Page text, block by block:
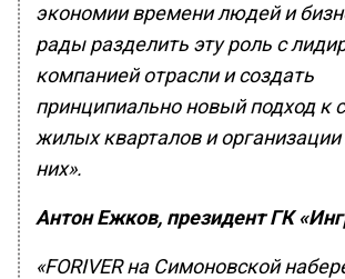
экономии времени людей и
рады разделить эту роль с
компанией отрасли и создать
принципиально новый подход к
жилых кварталов и
них».
Антон Ежков, президент ГК
«FORIVER на Симоновской